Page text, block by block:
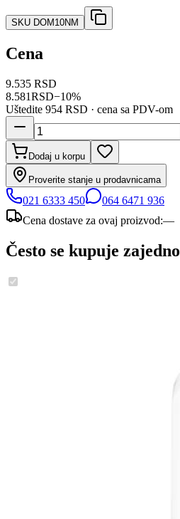
SKU DOM10NM
Cena
9.535 RSD
8.581RSD−10%
Uštedite 954 RSD · cena sa PDV-om
Dodaj u korpu
Proverite stanje u prodavnicama
021 6333 450
064 6471 936
Cena dostave za ovaj proizvod:—
Često se kupuje zajedno